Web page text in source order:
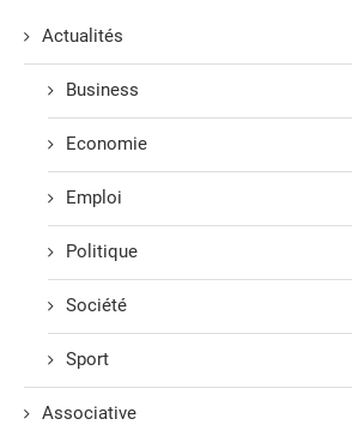
Actualités
Business
Economie
Emploi
Politique
Société
Sport
Associative